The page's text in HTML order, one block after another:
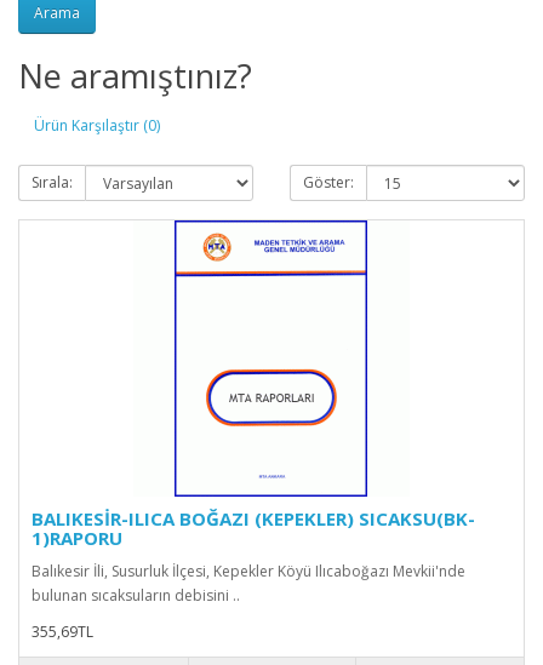
Ne aramıştınız?
Ürün Karşılaştır (0)
Sırala: Göster:
BALIKESİR-ILICA BOĞAZI (KEPEKLER) SICAKSU(BK-
1)RAPORU
Balıkesir İli, Susurluk İlçesi, Kepekler Köyü Ilıcaboğazı Mevkii'nde
bulunan sıcaksuların debisini ..
355,69TL